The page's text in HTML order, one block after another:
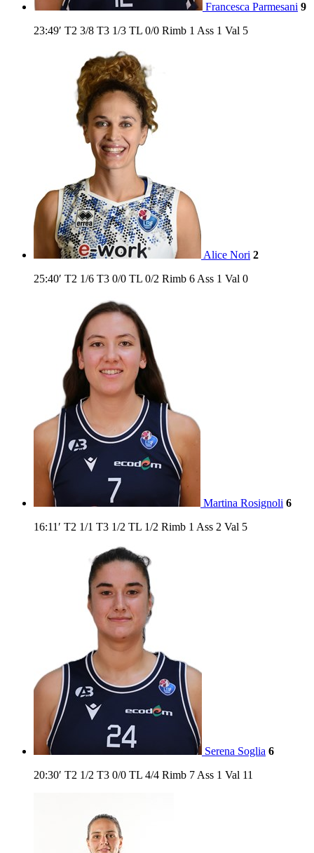
Francesca Parmesani 9
23:49′ T2 3/8 T3 1/3 TL 0/0 Rimb 1 Ass 1 Val 5
Alice Nori 2
25:40′ T2 1/6 T3 0/0 TL 0/2 Rimb 6 Ass 1 Val 0
Martina Rosignoli 6
16:11′ T2 1/1 T3 1/2 TL 1/2 Rimb 1 Ass 2 Val 5
Serena Soglia 6
20:30′ T2 1/2 T3 0/0 TL 4/4 Rimb 7 Ass 1 Val 11